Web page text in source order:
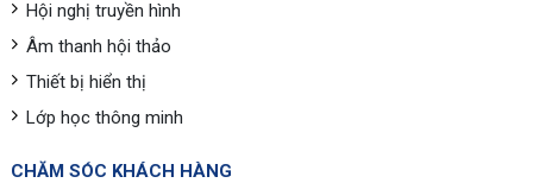
Hội nghị truyền hình
Âm thanh hội thảo
Thiết bị hiển thị
Lớp học thông minh
CHĂM SÓC KHÁCH HÀNG